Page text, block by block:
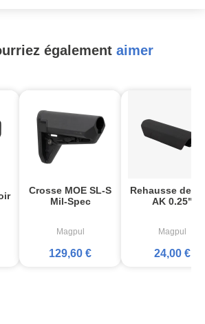
également aimer
Crosse MOE SL-S
Mil-Spec
Magpul
129,60 €
Rehausse de
AK 0.25"
Magpul
24,00 €